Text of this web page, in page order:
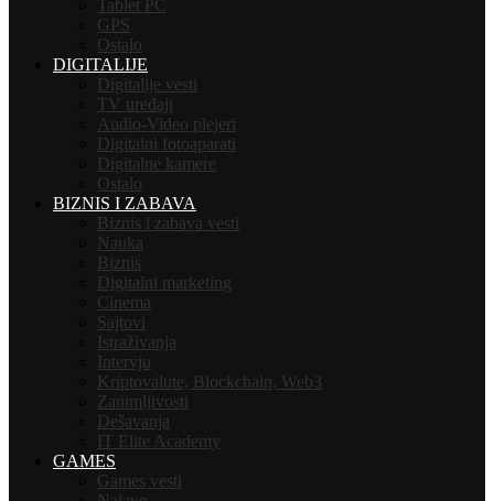
Tablet PC
GPS
Ostalo
DIGITALIJE
Digitalije vesti
TV uređaji
Audio-Video plejeri
Digitalni fotoaparati
Digitalne kamere
Ostalo
BIZNIS I ZABAVA
Biznis i zabava vesti
Nauka
Biznis
Digitalni marketing
Cinema
Sajtovi
Istraživanja
Intervju
Kriptovalute, Blockchain, Web3
Zanimljivosti
Dešavanja
IT Elite Academy
GAMES
Games vesti